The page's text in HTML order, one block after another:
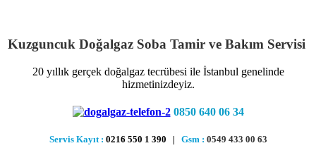
Kuzguncuk Doğalgaz Soba Tamir ve Bakım Servisi
20 yıllık gerçek doğalgaz tecrübesi ile İstanbul genelinde
hizmetinizdeyiz.
0850 640 06 34
Servis Kayıt : 0216 550 1 390 | Gsm : 0549 433 00 63